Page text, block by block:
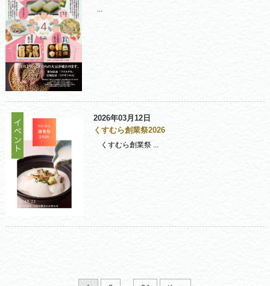
2026年03月12日
くすむら創業祭2026
くすむら創業祭 ...